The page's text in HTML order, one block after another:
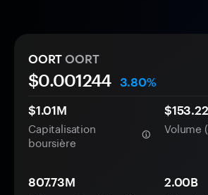
OORT OORT
$0.001244
3.80%
$1.01M
Capitalisation
boursière
Volume
807.73M 2.00B